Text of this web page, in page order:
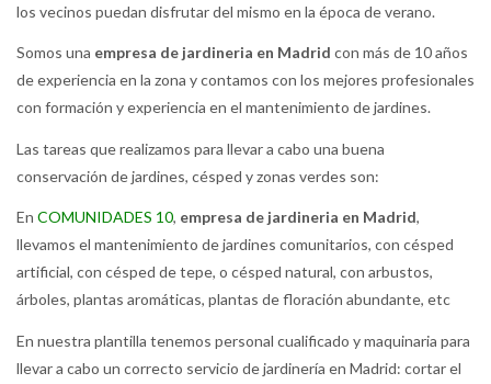
los vecinos puedan disfrutar del mismo en la época de verano.
Somos una empresa de jardineria en Madrid con más de 10 años
de experiencia en la zona y contamos con los mejores profesionales
con formación y experiencia en el mantenimiento de jardines.
Las tareas que realizamos para llevar a cabo una buena
conservación de jardines, césped y zonas verdes son:
En COMUNIDADES 10, empresa de jardineria en Madrid,
llevamos el mantenimiento de jardines comunitarios, con césped
artificial, con césped de tepe, o césped natural, con arbustos,
árboles, plantas aromáticas, plantas de floración abundante, etc
En nuestra plantilla tenemos personal cualificado y maquinaria para
llevar a cabo un correcto servicio de jardinería en Madrid: cortar el